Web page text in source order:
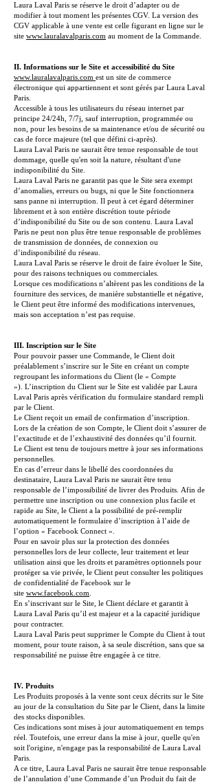
Laura Laval Paris se réserve le droit d’adapter ou de
modifier à tout moment les présentes CGV. La version des
CGV applicable à une vente est celle figurant en ligne sur le
site www.lauralavalparis.com au moment de la Commande.
II. Informations sur le Site et accessibilité du Site
www.lauralavalparis.com est un site de commerce
électronique qui appartiennent et sont gérés par Laura Laval
Paris.
Accessible à tous les utilisateurs du réseau internet par
principe 24/24h, 7/7j, sauf interruption, programmée ou
non, pour les besoins de sa maintenance et/ou de sécurité ou
cas de force majeure (tel que défini ci-après).
Laura Laval Paris ne saurait être tenue responsable de tout
dommage, quelle qu'en soit la nature, résultant d'une
indisponibilité du Site.
Laura Laval Paris ne garantit pas que le Site sera exempt
d’anomalies, erreurs ou bugs, ni que le Site fonctionnera
sans panne ni interruption. Il peut à cet égard déterminer
librement et à son entière discrétion toute période
d’indisponibilité du Site ou de son contenu. Laura Laval
Paris ne peut non plus être tenue responsable de problèmes
de transmission de données, de connexion ou
d’indisponibilité du réseau.
Laura Laval Paris se réserve le droit de faire évoluer le Site,
pour des raisons techniques ou commerciales.
Lorsque ces modifications n’altèrent pas les conditions de la
fourniture des services, de manière substantielle et négative,
le Client peut être informé des modifications intervenues,
mais son acceptation n’est pas requise.
III. Inscription sur le Site
Pour pouvoir passer une Commande, le Client doit
préalablement s’inscrire sur le Site en créant un compte
regroupant les informations du Client (le « Compte
»). L’inscription du Client sur le Site est validée par Laura
Laval Paris après vérification du formulaire standard rempli
par le Client.
Le Client reçoit un email de confirmation d’inscription.
Lors de la création de son Compte, le Client doit s’assurer de
l’exactitude et de l’exhaustivité des données qu’il fournit.
Le Client est tenu de toujours mettre à jour ses informations
personnelles.
En cas d’erreur dans le libellé des coordonnées du
destinataire, Laura Laval Paris ne saurait être tenu
responsable de l’impossibilité de livrer des Produits. Afin de
permettre une inscription ou une connexion plus facile et
rapide au Site, le Client a la possibilité de pré-remplir
automatiquement le formulaire d’inscription à l’aide de
l’option « Facebook Connect ».
Pour en savoir plus sur la protection des données
personnelles lors de leur collecte, leur traitement et leur
utilisation ainsi que les droits et paramètres optionnels pour
protéger sa vie privée, le Client peut consulter les politiques
de confidentialité de Facebook sur le
site www.facebook.com.
En s’inscrivant sur le Site, le Client déclare et garantit à
Laura Laval Paris qu’il est majeur et a la capacité juridique
pour contracter.
Laura Laval Paris peut supprimer le Compte du Client à tout
moment, pour toute raison, à sa seule discrétion, sans que sa
responsabilité ne puisse être engagée à ce titre.
IV. Produits
Les Produits proposés à la vente sont ceux décrits sur le Site
au jour de la consultation du Site par le Client, dans la limite
des stocks disponibles.
Ces indications sont mises à jour automatiquement en temps
réel. Toutefois, une erreur dans la mise à jour, quelle qu'en
soit l'origine, n'engage pas la responsabilité de Laura Laval
Paris.
A ce titre, Laura Laval Paris ne saurait être tenue responsable
de l’annulation d’une Commande d’un Produit du fait de